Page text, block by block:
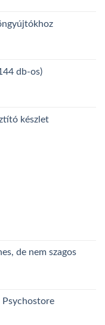
db-os)
készlet
de nem szagos
Psychostore